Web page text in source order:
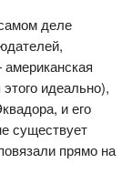
деле
идеально),
и его
существует
прямо на